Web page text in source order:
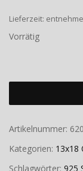
Lieferzeit:
Vorrätig
Artikelnummer:
Kategorien: 13x18
Schlagwörter: 925